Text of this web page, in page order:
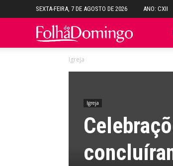
SEXTA-FEIRA, 7 DE AGOSTO DE 2026 ANO: CXII
Folha
Igreja
Igreja